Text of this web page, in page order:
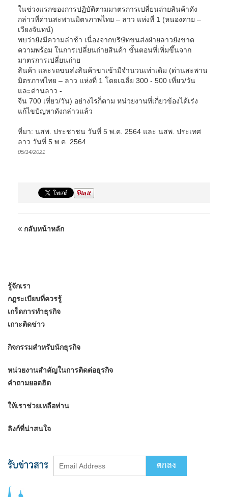
ในช่วงแรกของการปฏิบัติตามมาตรการเปลี่ยนถ่ายสินค้าดัง
กล่าวที่ด่านสะพานมิตรภาพไทย – ลาว แห่งที่ 1 (หนองคาย –
เวียงจันทน์)
พบว่ายังมีความล่าช้า เนื่องจากบริษัทขนส่งฝ่ายลาวยังขาด
ความพร้อม ในการเปลี่ยนถ่ายสินค้า ขั้นตอนที่เพิ่มขึ้นจาก
มาตรการเปลี่ยนถ่าย
สินค้า และรถขนส่งสินค้าขาเข้ามีจำนวนเท่าเดิม (ด่านสะพาน
มิตรภาพไทย – ลาว แห่งที่ 1 โดยเฉลี่ย 300 - 500 เที่ยว/วัน
และด่านลาว -
จีน 700 เที่ยว/วัน) อย่างไรก็ตาม หน่วยงานที่เกี่ยวข้องได้เร่ง
แก้ไขปัญหาดังกล่าวแล้ว
ที่มา: นสพ. ประชาชน วันที่ 5 พ.ค. 2564 และ นสพ. ประเทศ
ลาว วันที่ 5 พ.ค. 2564
05/14/2021
กลับหน้าหลัก
รู้จักเรา
กฎระเบียบที่ควรรู้
เกร็ดการทำธุรกิจ
เกาะติดข่าว
กิจกรรมสำหรับนักธุรกิจ
หน่วยงานสำคัญในการติดต่อธุรกิจ
คำถามยอดฮิต
ให้เราช่วยเหลือท่าน
ลิงก์ที่น่าสนใจ
รับข่าวสาร